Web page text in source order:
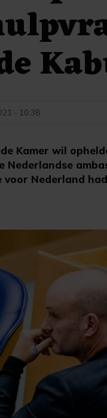
Kamer wil
Nederlandse
Nederland
- 10:38